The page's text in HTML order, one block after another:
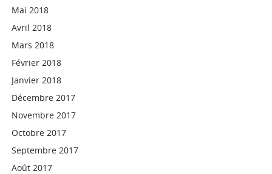
Mai 2018
Avril 2018
Mars 2018
Février 2018
Janvier 2018
Décembre 2017
Novembre 2017
Octobre 2017
Septembre 2017
Août 2017